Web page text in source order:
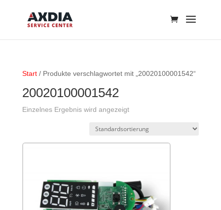
Start/ Produkte verschlagwortet mit „20020100001542“
20020100001542
Einzelnes Ergebnis wird angezeigt